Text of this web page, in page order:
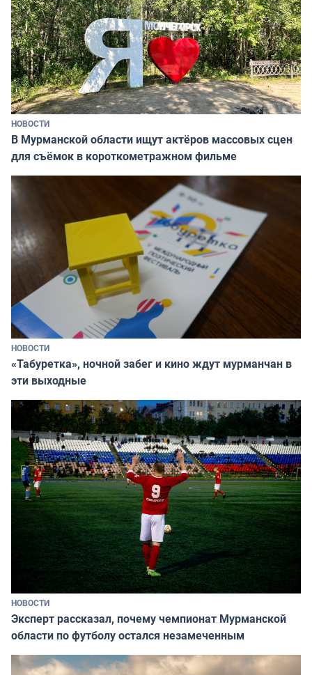
НОВОСТИ
В Мурманской области ищут актёров массовых сцен
для съёмок в короткометражном фильме
НОВОСТИ
«Табуретка», ночной забег и кино ждут мурманчан в
эти выходные
НОВОСТИ
Эксперт рассказал, почему чемпионат Мурманской
области по футболу остался незамеченным